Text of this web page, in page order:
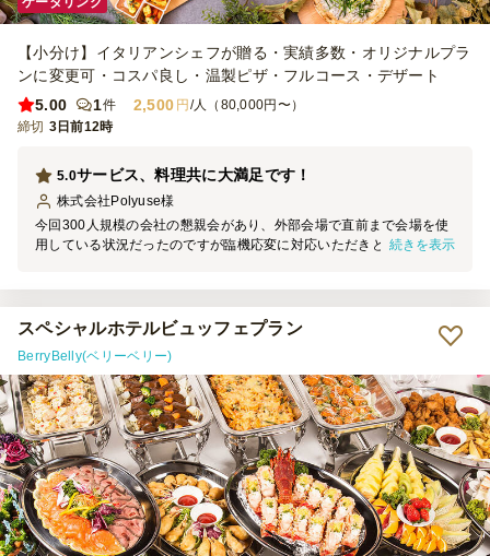
【小分け】イタリアンシェフが贈る・実績多数・オリジナルプラ
ンに変更可・コスパ良し・温製ピザ・フルコース・デザート
5.00
1件 2,500 円 /人（80,000円〜）
締切 3日前12時
サービス、料理共に大満足です！
5.0
株式会社Polyuse様
今回300人規模の会社の懇親会があり、外部会場で直前まで会場を使
用している状況だったのですが臨機応変に対応いただきとても助かり
とができました。 お客様から特に評判が良かったのは生ハムで、行
列ができるほどの人気でした。 スタッフの方は若い方が多かったで
すが、皆様とても礼儀正しくお客様への対応もしっかりとしていただ
いていて有難かったです。 来年も担当になりましたら是非お願いし
たいと思います。 今回はどうもありがとうございました。
続きを表示
スペシャルホテルビュッフェプラン
BerryBelly(ベリーベリー)